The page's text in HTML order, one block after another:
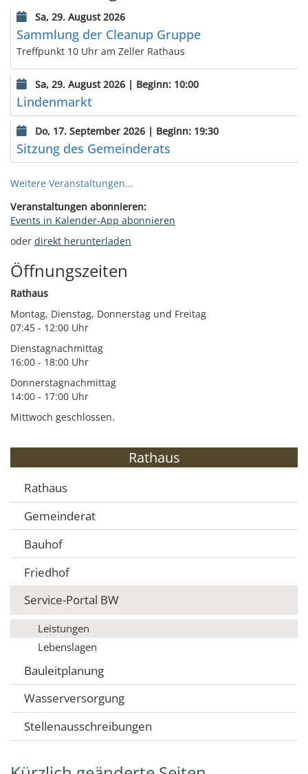
Sa, 29. August 2026
Sammlung der Cleanup Gruppe
Treffpunkt 10 Uhr am Zeller Rathaus
Sa, 29. August 2026 | Beginn: 10:00
Lindenmarkt
Do, 17. September 2026 | Beginn: 19:30
Sitzung des Gemeinderats
Weitere Veranstaltungen...
Veranstaltungen abonnieren:
Events in Kalender-App abonnieren
oder direkt herunterladen
Öffnungszeiten
Rathaus
Montag, Dienstag, Donnerstag und Freitag
07:45 - 12:00 Uhr
Dienstagnachmittag
16:00 - 18:00 Uhr
Donnerstagnachmittag
14:00 - 17:00 Uhr
Mittwoch geschlossen.
Rathaus
Rathaus
Gemeinderat
Bauhof
Friedhof
Service-Portal BW
Leistungen
Lebenslagen
Bauleitplanung
Wasserversorgung
Stellenausschreibungen